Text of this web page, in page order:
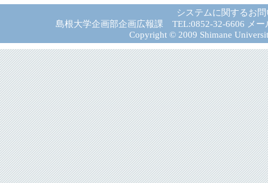
システムに関するお
島根大学企画部企画広報課 TEL:0852-32-6606 メー
Copyright © 2009 Shimane